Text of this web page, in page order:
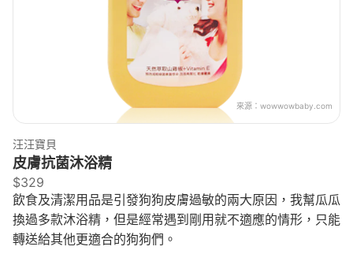
來源： wowwowbaby.com
汪汪寶貝
皮膚抗菌沐浴精
$329
飲食及清潔用品是引發狗狗皮膚過敏的兩大原因，我幫瓜瓜
換過多款沐浴精，但是經常遇到剛用就不適應的情形，只能
轉送給其他更適合的狗狗們。